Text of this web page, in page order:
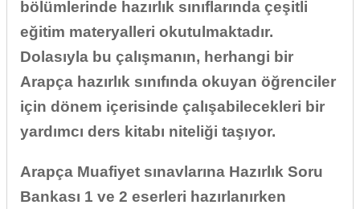
bölümlerinde hazırlık sınıflarında çeşitli
eğitim materyalleri okutulmaktadır.
Dolasıyla bu çalışmanın, herhangi bir
Arapça hazırlık sınıfında okuyan öğrenciler
için dönem içerisinde çalışabilecekleri bir
yardımcı ders kitabı niteliği taşıyor.
Arapça Muafiyet sınavlarına Hazırlık Soru
Bankası 1 ve 2 eserleri hazırlanırken